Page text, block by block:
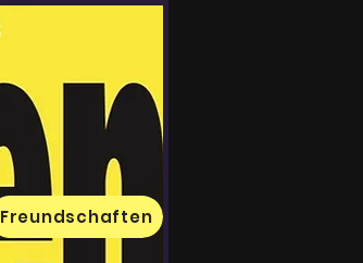
Freundschaften